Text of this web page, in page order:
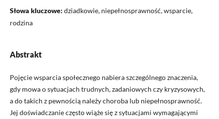
Słowa kluczowe: dziadkowie, niepełnosprawność, wsparcie,
rodzina
Abstrakt
Pojęcie wsparcia społecznego nabiera szczególnego znaczenia,
gdy mowa o sytuacjach trudnych, zadaniowych czy kryzysowych,
a do takich z pewnością należy choroba lub niepełnosprawność.
Jej doświadczanie często wiąże się z sytuacjami wymagającymi